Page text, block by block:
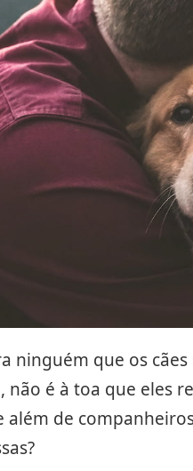
ninguém que os
não é à toa que eles
além de